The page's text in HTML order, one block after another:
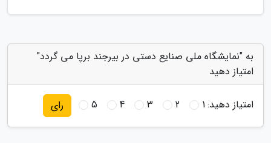
به "نمایشگاه ملی صنایع دستی در بیرجند برپا می گردد"
امتیاز دهید
امتیاز دهید:1
2
3
4
5 رای